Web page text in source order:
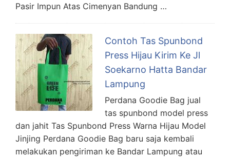
Pasir Impun Atas Cimenyan Bandung …
Contoh Tas Spunbond
Press Hijau Kirim Ke Jl
Soekarno Hatta Bandar
Lampung
Perdana Goodie Bag jual
tas spunbond model press
dan jahit Tas Spunbond Press Warna Hijau Model
Jinjing Perdana Goodie Bag baru saja kembali
melakukan pengiriman ke Bandar Lampung atau